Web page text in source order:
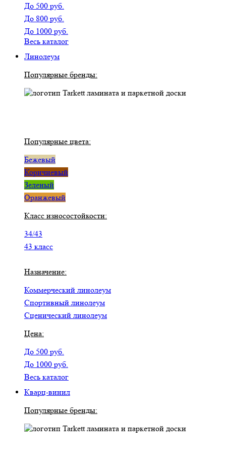
До 500 руб.
До 800 руб.
До 1000 руб.
Весь каталог
Линолеум
Популярные бренды:
Популярные цвета:
Бежевый
Коричневый
Зеленый
Оранжевый
Класс износостойкости:
34/43
43 класс
Назначение:
Коммерческий линолеум
Спортивный линолеум
Сценический линолеум
Цена:
До 500 руб.
До 1000 руб.
Весь каталог
Кварц-винил
Популярные бренды: